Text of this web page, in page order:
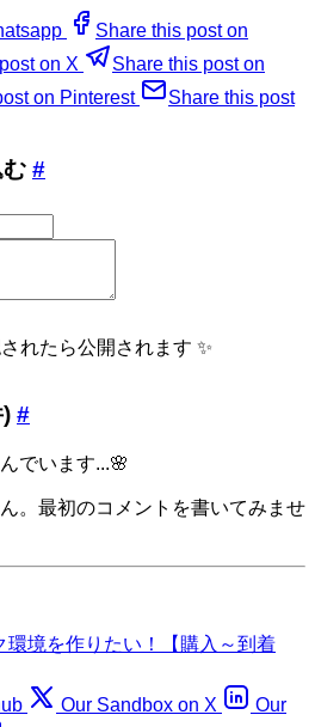
Share this post on
on X
Share this post on
on Pinterest
Share this post
#
れたら公開されます ✨
#
でいます...🌸
。最初のコメントを書いてみませ
境を作りたい！【購入～到着
Our Sandbox on X
Our